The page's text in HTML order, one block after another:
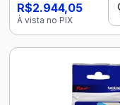
R$2.944,05
À vista no PIX